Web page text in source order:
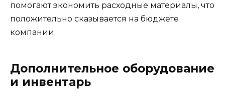
помогают экономить расходные материалы, что
положительно сказывается на бюджете
компании.
Дополнительное оборудование
и инвентарь